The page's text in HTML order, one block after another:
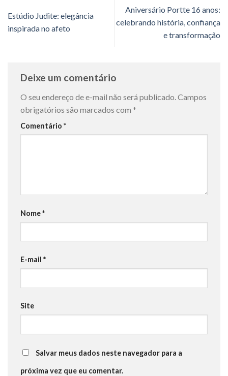
Estúdio Judite: elegância
inspirada no afeto
Aniversário Portte 16 anos:
celebrando história, confiança
e transformação
Deixe um comentário
O seu endereço de e-mail não será publicado. Campos
obrigatórios são marcados com *
Comentário *
Nome*
E-mail *
Site
Salvar meus dados neste navegador para a
próxima vez que eu comentar.